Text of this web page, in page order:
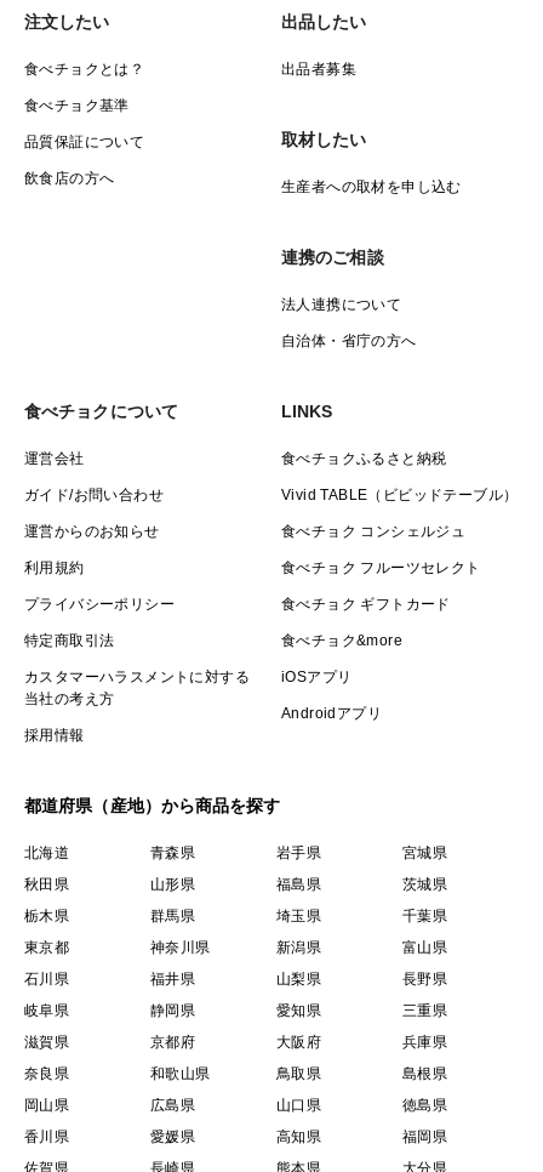
注文したい
食べチョクとは？
食べチョク基準
品質保証について
飲食店の方へ
出品したい
出品者募集
取材したい
生産者への取材を申し込む
連携のご相談
法人連携について
自治体・省庁の方へ
食べチョクについて
運営会社
ガイド/お問い合わせ
運営からのお知らせ
利用規約
プライバシーポリシー
特定商取引法
カスタマーハラスメントに対する
当社の考え方
採用情報
LINKS
食べチョクふるさと納税
Vivid TABLE（ビビッドテーブル）
食べチョク コンシェルジュ
食べチョク フルーツセレクト
食べチョク ギフトカード
食べチョク&more
iOSアプリ
Androidアプリ
都道府県（産地）から商品を探す
北海道 青森県 岩手県
宮城県
秋田県
山形県 福島県
茨城県
栃木県
群馬県 埼玉県
千葉県
東京都
神奈川県 新潟県
富山県
石川県
福井県 山梨県
長野県
岐阜県
静岡県 愛知県
三重県
滋賀県
京都府 大阪府
兵庫県
奈良県
和歌山県 鳥取県
島根県
岡山県
広島県 山口県
徳島県
香川県
愛媛県 高知県
福岡県